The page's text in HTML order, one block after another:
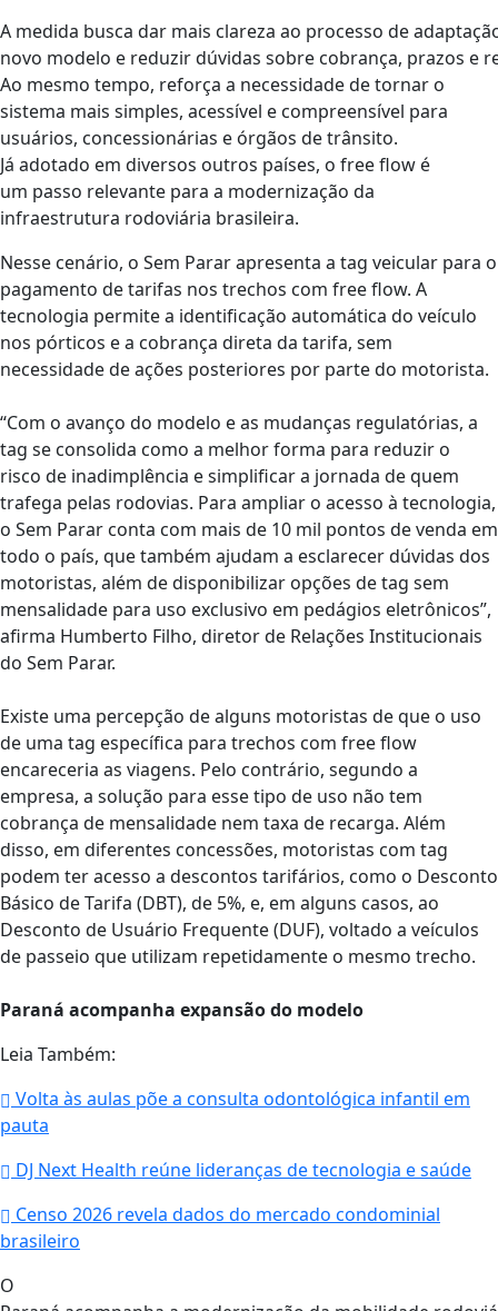
A medida busca dar mais clareza ao processo de
novo modelo e reduzir dúvidas sobre cobrança, prazos e
Ao mesmo tempo, reforça a necessidade de tornar o
sistema mais simples, acessível e compreensível para
usuários, concessionárias e órgãos de trânsito.
Já adotado em diversos outros países, o free flow é
um passo relevante para a modernização da
infraestrutura rodoviária brasileira.
Nesse cenário, o Sem Parar apresenta a tag veicular para o
pagamento de tarifas nos trechos com free flow. A
tecnologia permite a identificação automática do veículo
nos pórticos e a cobrança direta da tarifa, sem
necessidade de ações posteriores por parte do motorista.
“Com o avanço do modelo e as mudanças regulatórias, a
tag se consolida como a melhor forma para reduzir o
risco de inadimplência e simplificar a jornada de quem
trafega pelas rodovias. Para ampliar o acesso à tecnologia,
o Sem Parar conta com mais de 10 mil pontos de venda em
todo o país, que também ajudam a esclarecer dúvidas dos
motoristas, além de disponibilizar opções de tag sem
mensalidade para uso exclusivo em pedágios eletrônicos”,
afirma Humberto Filho, diretor de Relações Institucionais
do Sem Parar.
Existe uma percepção de alguns motoristas de que o uso
de uma tag específica para trechos com free flow
encareceria as viagens. Pelo contrário, segundo a
empresa, a solução para esse tipo de uso não tem
cobrança de mensalidade nem taxa de recarga. Além
disso, em diferentes concessões, motoristas com tag
podem ter acesso a descontos tarifários, como o Desconto
Básico de Tarifa (DBT), de 5%, e, em alguns casos, ao
Desconto de Usuário Frequente (DUF), voltado a veículos
de passeio que utilizam repetidamente o mesmo trecho.
Paraná acompanha expansão do modelo
Leia Também:
Volta às aulas põe a consulta odontológica infantil em
pauta
DJ Next Health reúne lideranças de tecnologia e saúde
Censo 2026 revela dados do mercado condominial
brasileiro
O